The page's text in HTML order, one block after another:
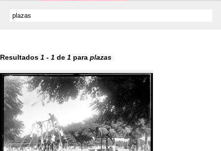
Resultados 1 - 1 de 1 para plazas